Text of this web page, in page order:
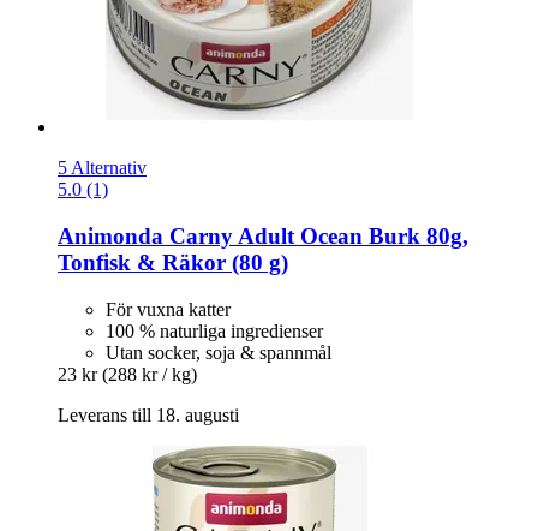
5 Alternativ
5.0 (1)
Animonda Carny Adult Ocean Burk 80g,
Tonfisk & Räkor (80 g)
För vuxna katter
100 % naturliga ingredienser
Utan socker, soja & spannmål
23 kr (288 kr / kg)
Leverans till 18. augusti